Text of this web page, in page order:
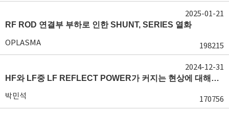
RF ROD 연결부 부하로 인한 SHUNT, SERIES 열화
OPLASMA 198215
2025-01-21
HF와 LF중 LF REFLECT POWER가 커지는 현상에 대해서 도움이 필요합니다.
박민석 170756
2024-12-31